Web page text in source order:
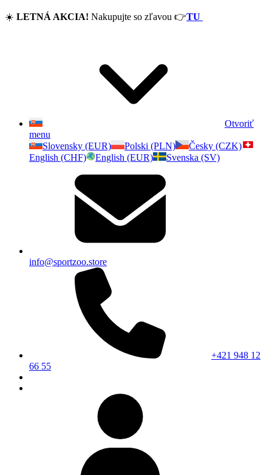
☀️ LETNÁ AKCIA! Nakupujte so zľavou 👉TU
Otvoriť
menu
Slovensky (EUR)
Polski (PLN)
Česky (CZK)
English (CHF)
English (EUR) Svenska (SV)
info@sportzoo.store
+421 948 12
66 55